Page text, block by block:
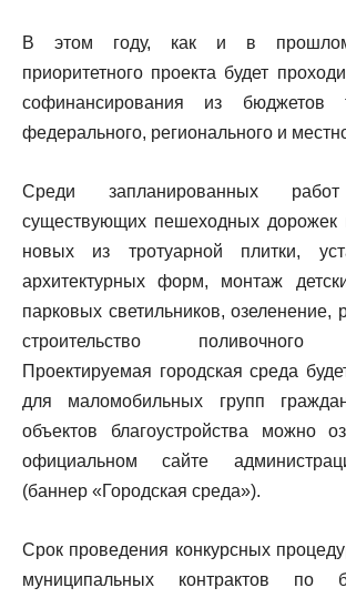
В этом году, как и в
приоритетного проекта будет
софинансирования из бюджетов
федерального, регионального и
Среди запланированных
существующих пешеходных дорожек
новых из тротуарной плитки,
архитектурных форм, монтаж
парковых светильников, озеленение,
строительство поливочного
Проектируемая городская среда
для маломобильных групп
объектов благоустройства можно
официальном сайте
(баннер «Городская среда»).
Срок проведения конкурсных
муниципальных контрактов по